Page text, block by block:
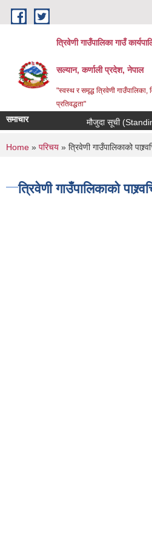
Skip to main content
त्रिवेणी गाउँपालिका गाउँ
सल्यान, कर्णाली प्रदेश, नेपाल
"स्वस्थ र समृद्ध त्रिवेणी गाउँपालिका,
प्रतिवद्धता"
समाचार मौजुदा सूची
You are here
Home » परिचय » त्रिवेणी गाउँपालिकाको
त्रिवेणी गाउँपालिकाको